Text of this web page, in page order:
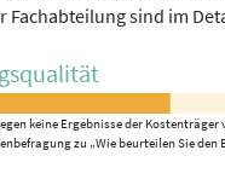
Fachabteilung sind im
keine Ergebnisse der Kostenträger
zu „Wie beurteilen Sie den